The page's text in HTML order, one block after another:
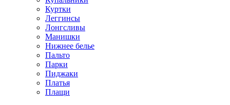
Куртки
Леггинсы
Лонгсливы
Манишки
Нижнее белье
Пальто
Парки
Пиджаки
Платья
Плащи